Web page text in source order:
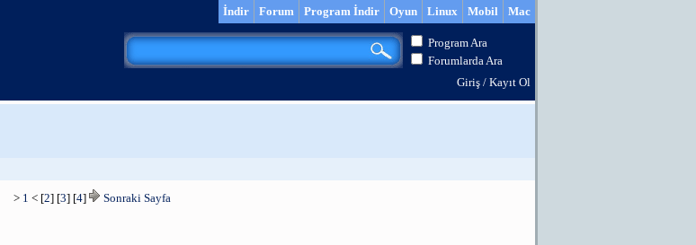
Mac
Mobil
Linux
Oyun
Program İndir
Forum
İndir
Program Ara
Forumlarda Ara
Giriş / Kayıt Ol
> 1 < [2] [3] [4] Sonraki Sayfa